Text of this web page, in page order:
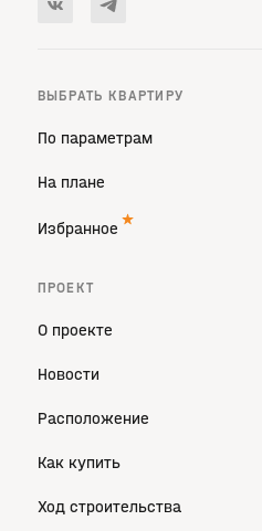
ПРОЕКТ
О проекте
Новости
Расположение
Как купить
Ход строительства
ВЫБРАТЬ КВАРТИРУ
По параметрам
На плане
Избранное